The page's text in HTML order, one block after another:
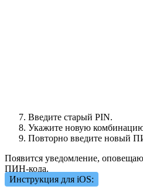
Введите старый PIN.
Укажите новую
Повторно введите новый
Появится уведомление,
ПИН-кода.
Инструкция для iOS: